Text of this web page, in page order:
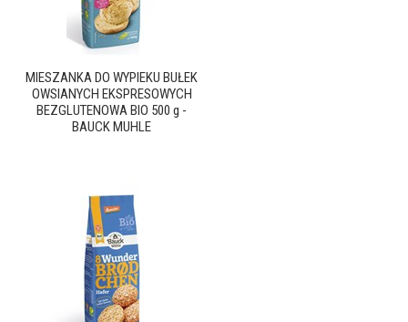
MIESZANKA DO WYPIEKU BUŁEK
OWSIANYCH EKSPRESOWYCH
BEZGLUTENOWA BIO 500 g -
BAUCK MUHLE